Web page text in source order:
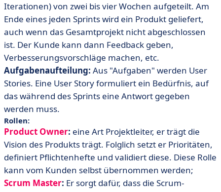
Iterationen) von zwei bis vier Wochen aufgeteilt. Am
Ende eines jeden Sprints wird ein Produkt geliefert,
auch wenn das Gesamtprojekt nicht abgeschlossen
ist. Der Kunde kann dann Feedback geben,
Verbesserungsvorschläge machen, etc.
Aufgabenaufteilung: Aus "Aufgaben" werden User
Stories. Eine User Story formuliert ein Bedürfnis, auf
das während des Sprints eine Antwort gegeben
werden muss.
Rollen:
Product Owner: eine Art Projektleiter, er trägt die
Vision des Produkts trägt. Folglich setzt er Prioritäten,
definiert Pflichtenhefte und validiert diese. Diese Rolle
kann vom Kunden selbst übernommen werden;
Scrum Master: Er sorgt dafür, dass die Scrum-